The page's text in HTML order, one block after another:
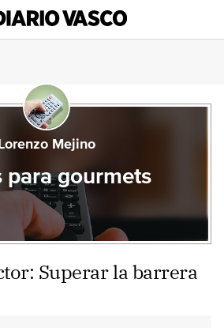
Lorenzo Mejino
para gourmets
Superar la barrera